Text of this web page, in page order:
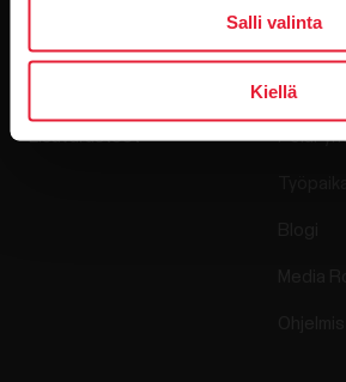
Salli valinta
Kiellä
Lisävarusteet
Science
Polar